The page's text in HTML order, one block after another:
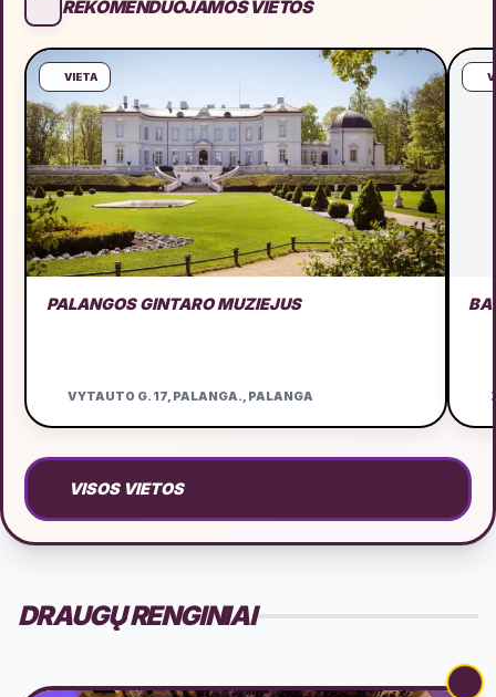
REKOMENDUOJAMOS VIETOS
VIETA
PALANGOS GINTARO MUZIEJUS
VYTAUTO G. 17, PALANGA., PALANGA
VISOS VIETOS
DRAUGŲ RENGINIAI